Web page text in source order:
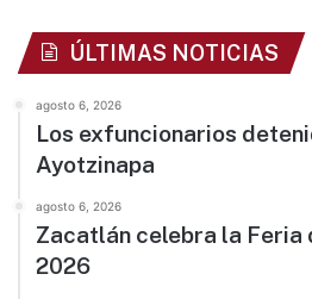
ÚLTIMAS NOTICIAS
agosto 6, 2026
Los exfuncionarios
Ayotzinapa
agosto 6, 2026
Zacatlán celebra la Feria
2026